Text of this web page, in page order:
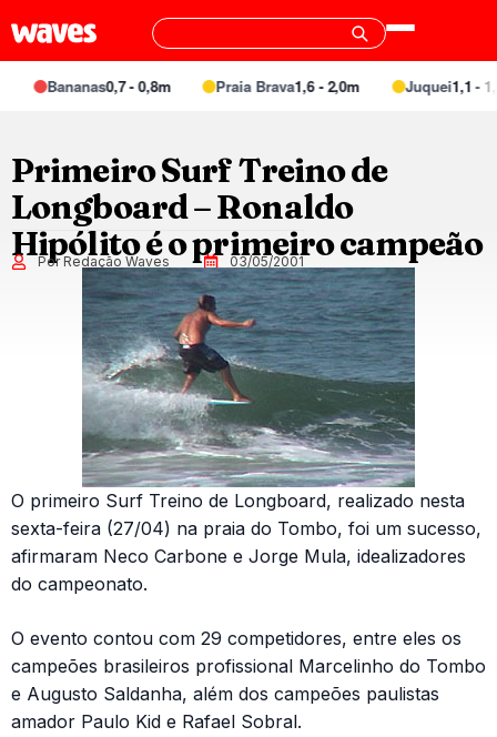
Bananas0,7 - 0,8m Praia Brava1,6 - 2,0m Juquei1,1 -
Primeiro Surf Treino de
Longboard – Ronaldo
Hipólito é o primeiro campeão
Por Redação Waves 03/05/2001
O primeiro Surf Treino de Longboard, realizado nesta
sexta-feira (27/04) na praia do Tombo, foi um sucesso,
afirmaram Neco Carbone e Jorge Mula, idealizadores
do campeonato.
O evento contou com 29 competidores, entre eles os
campeões brasileiros profissional Marcelinho do Tombo
e Augusto Saldanha, além dos campeões paulistas
amador Paulo Kid e Rafael Sobral.